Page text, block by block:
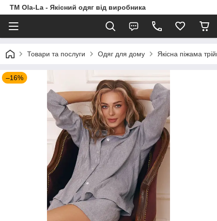
TM Ola-La - Якісний одяг від виробника
Товари та послуги Одяг для дому Якісна піжама
–16%